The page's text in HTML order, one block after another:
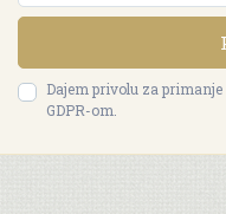
Dajem privolu za
GDPR-om.